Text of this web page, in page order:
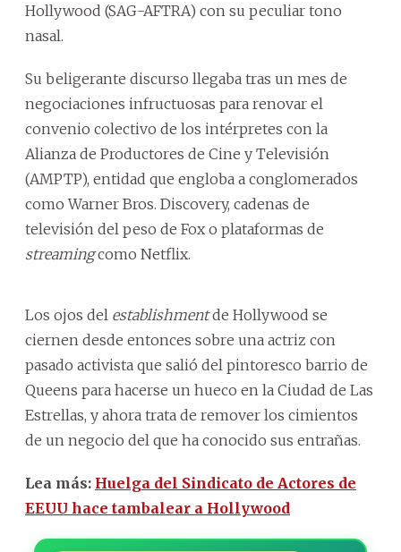
Hollywood (SAG-AFTRA) con su peculiar tono
nasal.
Su beligerante discurso llegaba tras un mes de
negociaciones infructuosas para renovar el
convenio colectivo de los intérpretes con la
Alianza de Productores de Cine y Televisión
(AMPTP), entidad que engloba a conglomerados
como Warner Bros. Discovery, cadenas de
televisión del peso de Fox o plataformas de
streamingcomo Netflix.
Los ojos del establishmentde Hollywood se
ciernen desde entonces sobre una actriz con
pasado activista que salió del pintoresco barrio de
Queens para hacerse un hueco en la Ciudad de Las
Estrellas, y ahora trata de remover los cimientos
de un negocio del que ha conocido sus entrañas.
Lea más: Huelga del Sindicato de Actores de
EEUU hace tambalear a Hollywood